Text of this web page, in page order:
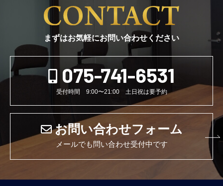
まずはお気軽にお問い合わせください
075-741-6531
受付時間 9:00〜21:00 土日祝は要予約
お問い合わせフォーム
メールでも問い合わせ受付中です